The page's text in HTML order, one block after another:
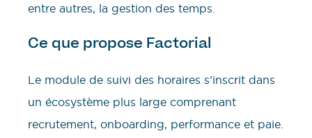
entre autres, la gestion des temps.
Ce que propose Factorial
Le module de suivi des horaires s’inscrit dans
un écosystème plus large comprenant
recrutement, onboarding, performance et paie.